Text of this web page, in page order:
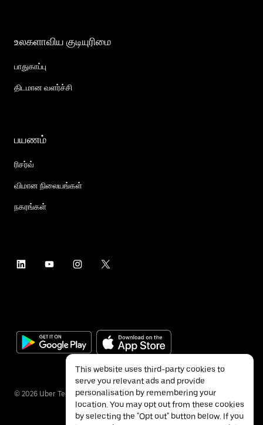
உலகளாவிய குடியுரிமை
பாதுகாப்பு
திடமான வளர்ச்சி
பயணம்
ரிசர்வ்
விமான நிலையங்கள்
நகரங்கள்
© 2026 Uber Technologies Inc.
This website uses third-party cookies to
serve you relevant ads and provide
personalisation by remembering your
location. You may opt out from these cookies
by selecting the "Opt out" button below. If you